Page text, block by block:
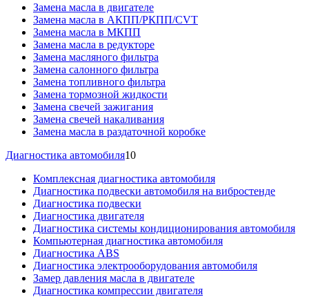
Замена масла в двигателе
Замена масла в АКПП/РКПП/CVT
Замена масла в МКПП
Замена масла в редукторе
Замена масляного фильтра
Замена салонного фильтра
Замена топливного фильтра
Замена тормозной жидкости
Замена свечей зажигания
Замена свечей накаливания
Замена масла в раздаточной коробке
Диагностика автомобиля10
Комплексная диагностика автомобиля
Диагностика подвески автомобиля на вибростенде
Диагностика подвески
Диагностика двигателя
Диагностика системы кондиционирования автомобиля
Компьютерная диагностика автомобиля
Диагностика ABS
Диагностика электрооборудования автомобиля
Замер давления масла в двигателе
Диагностика компрессии двигателя